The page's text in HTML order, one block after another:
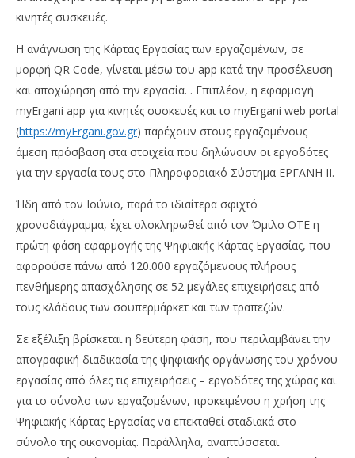
κινητές συσκευές.
Η ανάγνωση της Κάρτας Εργασίας των εργαζομένων, σε
μορφή QR Code, γίνεται μέσω του app κατά την προσέλευση
και αποχώρηση από την εργασία. . Επιπλέον, η εφαρμογή
myErgani app για κινητές συσκευές και το myErgani web portal
(https://myErgani.gov.gr) παρέχουν στους εργαζομένους
άμεση πρόσβαση στα στοιχεία που δηλώνουν οι εργοδότες
για την εργασία τους στο Πληροφοριακό Σύστημα ΕΡΓΑΝΗ ΙΙ.
Ήδη από τον Ιούνιο, παρά το ιδιαίτερα σφιχτό
χρονοδιάγραμμα, έχει ολοκληρωθεί από τον Όμιλο ΟΤΕ η
πρώτη φάση εφαρμογής της Ψηφιακής Κάρτας Εργασίας, που
αφορούσε πάνω από 120.000 εργαζόμενους πλήρους
πενθήμερης απασχόλησης σε 52 μεγάλες επιχειρήσεις από
τους κλάδους των σουπερμάρκετ και των τραπεζών.
Σε εξέλιξη βρίσκεται η δεύτερη φάση, που περιλαμβάνει την
απογραφική διαδικασία της ψηφιακής οργάνωσης του χρόνου
εργασίας από όλες τις επιχειρήσεις – εργοδότες της χώρας και
για το σύνολο των εργαζομένων, προκειμένου η χρήση της
Ψηφιακής Κάρτας Εργασίας να επεκταθεί σταδιακά στο
σύνολο της οικονομίας. Παράλληλα, αναπτύσσεται